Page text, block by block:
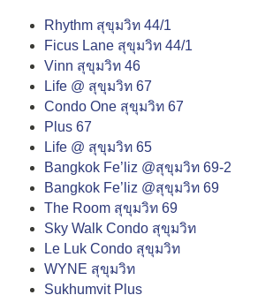
Rhythm สุขุมวิท 44/1
Ficus Lane สุขุมวิท 44/1
Vinn สุขุมวิท 46
Life @ สุขุมวิท 67
Condo One สุขุมวิท 67
Plus 67
Life @ สุขุมวิท 65
Bangkok Fe’liz @สุขุมวิท 69-2
Bangkok Fe’liz @สุขุมวิท 69
The Room สุขุมวิท 69
Sky Walk Condo สุขุมวิท
Le Luk Condo สุขุมวิท
WYNE สุขุมวิท
Sukhumvit Plus